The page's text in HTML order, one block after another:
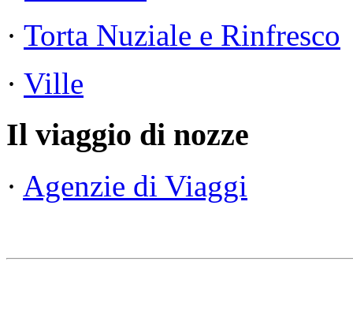
· Torta Nuziale e Rinfresco
· Ville
Il viaggio di nozze
· Agenzie di Viaggi